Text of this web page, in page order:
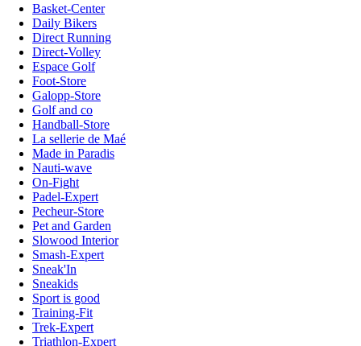
Basket-Center
Daily Bikers
Direct Running
Direct-Volley
Espace Golf
Foot-Store
Galopp-Store
Golf and co
Handball-Store
La sellerie de Maé
Made in Paradis
Nauti-wave
On-Fight
Padel-Expert
Pecheur-Store
Pet and Garden
Slowood Interior
Smash-Expert
Sneak'In
Sneakids
Sport is good
Training-Fit
Trek-Expert
Triathlon-Expert